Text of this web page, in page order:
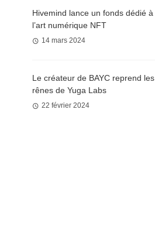
Hivemind lance un fonds dédié à
l’art numérique NFT
14 mars 2024
Le créateur de BAYC reprend les
rênes de Yuga Labs
22 février 2024